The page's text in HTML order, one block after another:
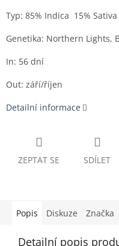
Typ: 85% Indica 15% Sativa
Genetika: Northern Lights,
In: 56 dní
Out: září/říjen
Detailní informace
ZEPTAT SE SDÍLET
Popis Diskuze Značka
Detailní popis